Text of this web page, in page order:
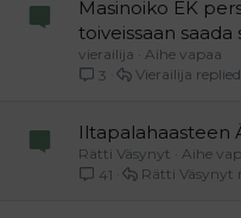
Masinoiko EK
toiveissaan
vierailija
Aihe vapaa
3
Vierailija
Iltapalahaasteen
Rätti Väsynyt
Aihe
41
Rätti Väsynyt